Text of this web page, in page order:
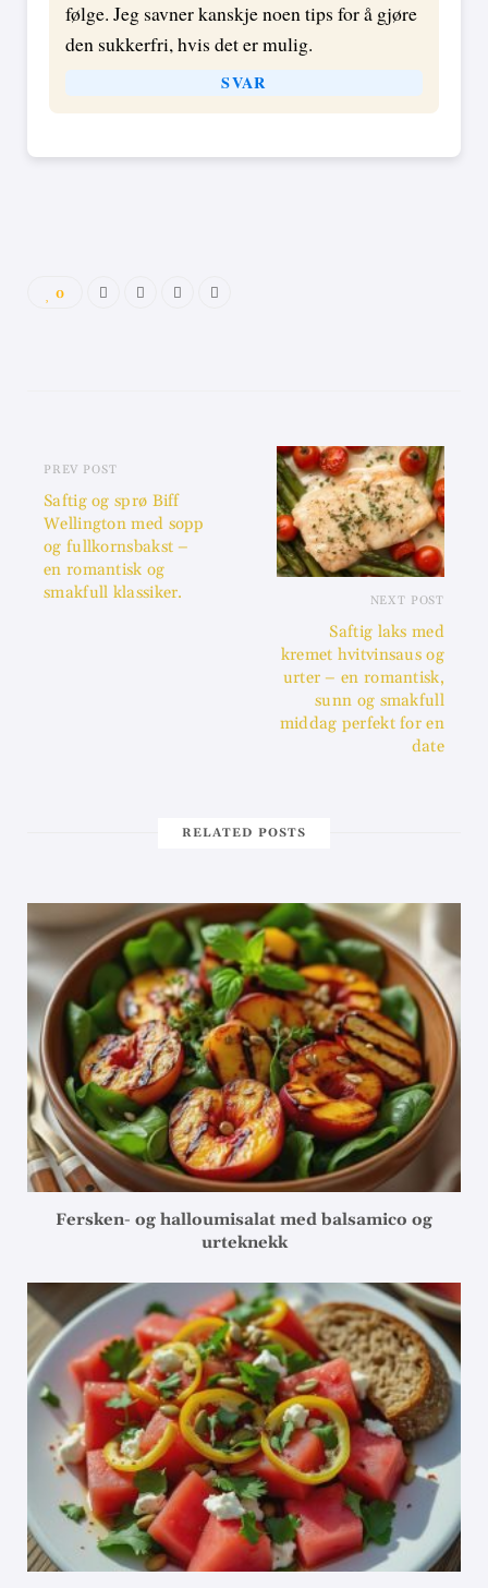
følge. Jeg savner kanskje noen tips for å gjøre
den sukkerfri, hvis det er mulig.
SVAR
0
PREV POST
Saftig og sprø Biff
Wellington med sopp
og fullkornsbakst –
en romantisk og
smakfull klassiker.
NEXT POST
Saftig laks med
kremet hvitvinsaus og
urter – en romantisk,
sunn og smakfull
middag perfekt for en
date
RELATED POSTS
Fersken- og halloumisalat med balsamico og
urteknekk